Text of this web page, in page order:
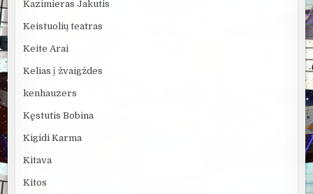
Kazimieras Jakutis
Keistuolių teatras
Keite Arai
Kelias į žvaigždes
kenhauzers
Kęstutis Bobina
Kigidi Karma
Kitava
Kitos